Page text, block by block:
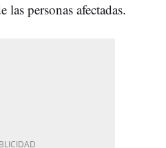
personas afectadas.